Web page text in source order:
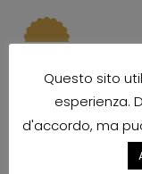
Questo sito
esperienza.
d'accordo, ma